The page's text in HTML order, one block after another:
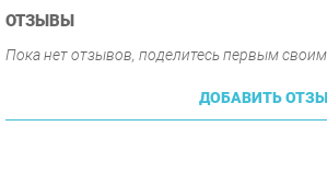
ОТЗЫВЫ
Пока нет отзывов, поделитесь первым
ДОБАВИТЬ